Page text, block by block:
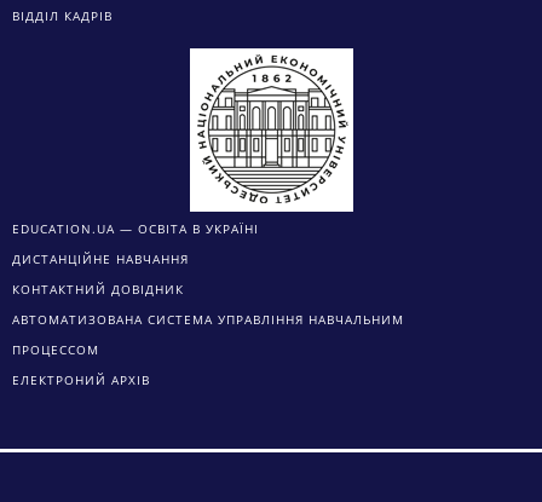
ВІДДІЛ КАДРІВ
EDUCATION.UA — ОСВІТА В УКРАЇНІ
ДИСТАНЦІЙНЕ НАВЧАННЯ
КОНТАКТНИЙ ДОВІДНИК
АВТОМАТИЗОВАНА СИСТЕМА УПРАВЛІННЯ НАВЧАЛЬНИМ
ПРОЦЕССОМ
ЕЛЕКТРОНИЙ АРХІВ